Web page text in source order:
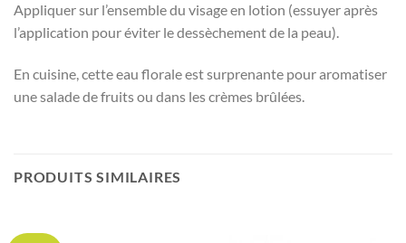
Appliquer sur l’ensemble du visage en lotion (essuyer après
l’application pour éviter le dessèchement de la peau).
En cuisine, cette eau florale est surprenante pour aromatiser
une salade de fruits ou dans les crèmes brûlées.
PRODUITS SIMILAIRES